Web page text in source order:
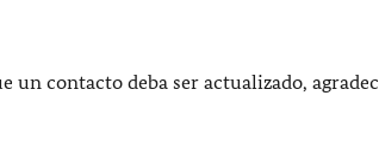
un contacto deba ser actualizado,